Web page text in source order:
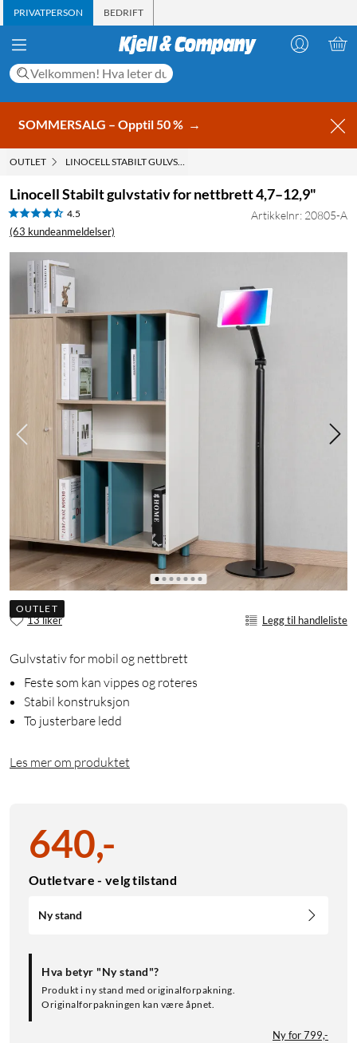
PRIVATPERSON BEDRIFT
SOMMERSALG – Opptil 50 % →
OUTLET LINOCELL STABILT GULVSTATIV FOR NETTBRETT 4,7–12,9"
Linocell Stabilt gulvstativ for nettbrett 4,7–12,9"
4.5
(63 kundeanmeldelser)
Artikkelnr: 20805-A
OUTLET
13 liker Legg til handleliste
Gulvstativ for mobil og nettbrett
Feste som kan vippes og roteres
Stabil konstruksjon
To justerbare ledd
Les mer om produktet
640,-
Outletvare - velg tilstand
Ny stand
Hva betyr "Ny stand"?
Produkt i ny stand med originalforpakning.
Originalforpakningen kan være åpnet.
Ny for 799,-